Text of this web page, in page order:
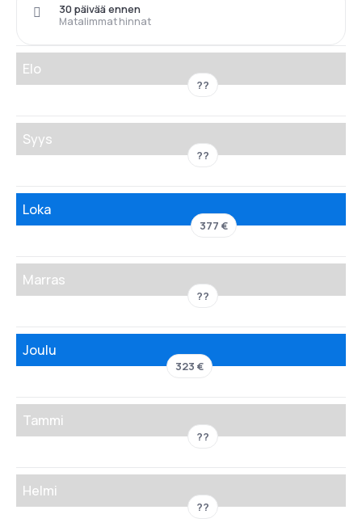
Matalimmat hinnat
30 päivää ennen
Elo
??
Syys
??
Loka
377 €
Marras
??
Joulu
323 €
Tammi
??
Helmi
??